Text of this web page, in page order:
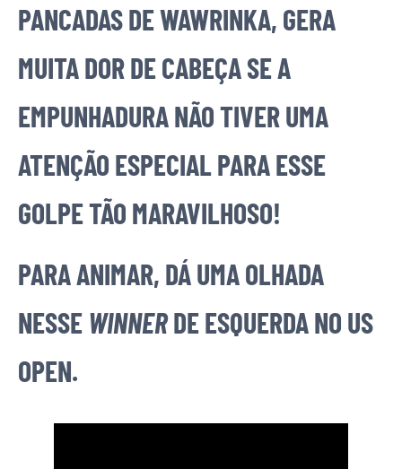
PANCADAS DE WAWRINKA, GERA
MUITA DOR DE CABEÇA SE A
EMPUNHADURA NÃO TIVER UMA
ATENÇÃO ESPECIAL PARA ESSE
GOLPE TÃO MARAVILHOSO!
PARA ANIMAR, DÁ UMA OLHADA
NESSE WINNERDE ESQUERDA NO US
OPEN.